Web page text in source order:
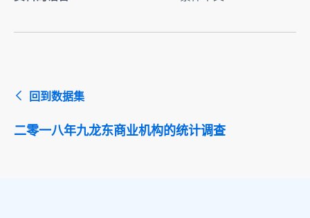
回到数据集
二零一八年九龙东商业机构的统计调查